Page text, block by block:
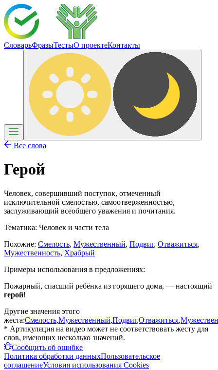
СловарьФразыТестыО проектеКонтакты
Все слова
Герой
Человек, совершивший поступок, отмеченный
исключительной смелостью, самоотверженностью,
заслуживающий всеобщего уважения и почитания.
Тематика: Человек и части тела
Похожие: Смелость, Мужественный, Подвиг, Отважиться,
Мужественность, Храбрый
Примеры использования в предложениях:
Пожарный, спасший ребёнка из горящего дома, — настоящий
герой!
Другие значения этого
жеста:Смелость,Мужественный,Подвиг,Отважиться,
* Артикуляция на видео может не соответствовать жесту для
слов, имеющих несколько значений.
Сообщить об ошибке
Политика обработки данныхПользовательское
соглашениеУсловия использования Cookies